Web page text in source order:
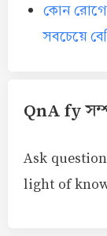
কোন
সবচেয়ে
QnA fy
Ask
light of